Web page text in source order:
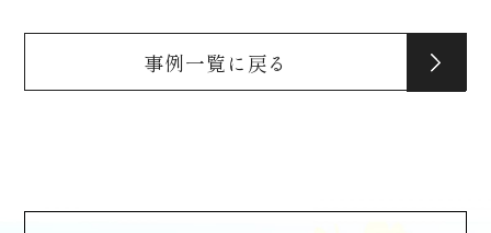
事例一覧に戻る